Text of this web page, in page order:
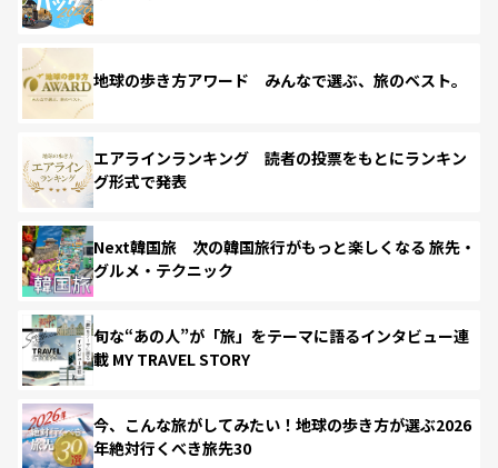
地球の歩き方アワード みんなで選ぶ、旅のベスト。
エアラインランキング 読者の投票をもとにランキン
グ形式で発表
Next韓国旅 次の韓国旅行がもっと楽しくなる 旅先・
グルメ・テクニック
旬な“あの人”が「旅」をテーマに語るインタビュー連
載 MY TRAVEL STORY
今、こんな旅がしてみたい！地球の歩き方が選ぶ2026
年絶対行くべき旅先30